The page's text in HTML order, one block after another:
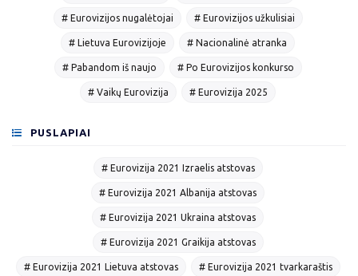
# Eurovizijos nugalėtojai # Eurovizijos užkulisiai
# Lietuva Eurovizijoje # Nacionalinė atranka
# Pabandom iš naujo # Po Eurovizijos konkurso
# Vaikų Eurovizija # Eurovizija 2025
PUSLAPIAI
# Eurovizija 2021 Izraelis atstovas
# Eurovizija 2021 Albanija atstovas
# Eurovizija 2021 Ukraina atstovas
# Eurovizija 2021 Graikija atstovas
# Eurovizija 2021 Lietuva atstovas # Eurovizija 2021 tvarkaraštis